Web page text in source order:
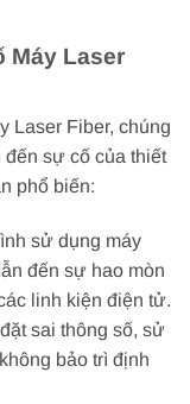
Máy Laser
Laser Fiber, chúng
đến sự cố của thiết
phổ biến:
sử dụng máy
đến sự hao mòn
linh kiện điện tử.
sai thông số, sử
bảo trì định